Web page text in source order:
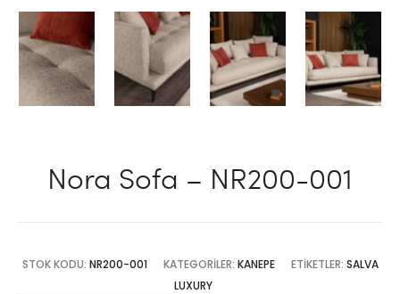
Nora Sofa – NR200-001
STOK KODU: NR200-001 KATEGORILER: KANEPE ETIKETLER: SALVA
LUXURY